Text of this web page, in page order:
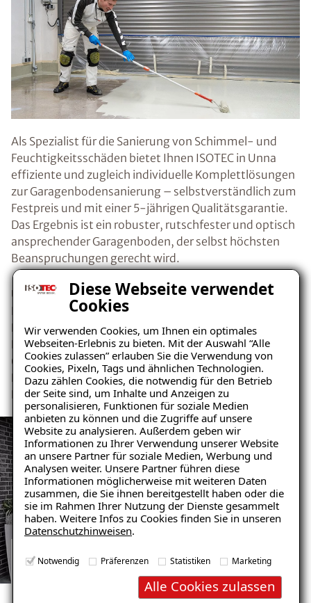
Diese Webseite verwendet
Cookies
Wir verwenden Cookies, um Ihnen ein optimales
Webseiten-Erlebnis zu bieten. Mit der Auswahl “Alle
Cookies zulassen” erlauben Sie die Verwendung von
Cookies, Pixeln, Tags und ähnlichen Technologien.
Dazu zählen Cookies, die notwendig für den Betrieb
der Seite sind, um Inhalte und Anzeigen zu
personalisieren, Funktionen für soziale Medien
anbieten zu können und die Zugriffe auf unsere
Website zu analysieren. Außerdem geben wir
Informationen zu Ihrer Verwendung unserer Website
an unsere Partner für soziale Medien, Werbung und
Analysen weiter. Unsere Partner führen diese
Informationen möglicherweise mit weiteren Daten
zusammen, die Sie ihnen bereitgestellt haben oder die
sie im Rahmen Ihrer Nutzung der Dienste gesammelt
haben. Weitere Infos zu Cookies finden Sie in unseren
Datenschutzhinweisen.
Notwendig Präferenzen Statistiken Marketing
Alle Cookies zulassen
Als Spezialist für die Sanierung von Schimmel- und
Feuchtigkeitsschäden bietet Ihnen ISOTEC in Unna
effiziente und zugleich individuelle Komplettlösungen
zur Garagenbodensanierung – selbstverständlich zum
Festpreis und mit einer 5-jährigen Qualitätsgarantie.
Das Ergebnis ist ein robuster, rutschfester und optisch
ansprechender Garagenboden, der selbst höchsten
Beanspruchungen gerecht wird.
Unser speziell konzipiertes dünnschichtiges
Beschichtungssystem sorgt dabei für eine optimale
Haftung zwischen Belag und Untergrund. Neben der
Erneuerung des Garagenbodens umfasst die Sanierung
(bei Bedarf) auch die Beseitigung übriger
Feuchtigkeitsquellen. Auch bereits bestehende
Feuchtigkeitsschäden werden dabei von uns behoben.
GARAGENSANIERUNG REFERENZEN
Ratgeber „Sofort-Tipps gegen
Feuchtigkeit“
– jetzt kostenlos
herunterladen!
E-Mail eingeben